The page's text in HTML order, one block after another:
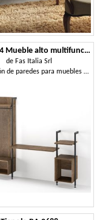
Art. 30854 Mueble alto multifunción con escritorio de 125 cm
de Fas Italia Srl
Composición de paredes para muebles de habitaciones de hotel.